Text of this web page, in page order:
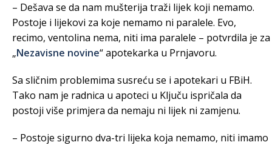
– Dešava se da nam mušterija traži lijek koji nemamo.
Postoje i lijekovi za koje nemamo ni paralele. Evo,
recimo, ventolina nema, niti ima paralele – potvrdila je za
„Nezavisne novine“ apotekarka u Prnjavoru.
Sa sličnim problemima susreću se i apotekari u FBiH.
Tako nam je radnica u apoteci u Ključu ispričala da
postoji više primjera da nemaju ni lijek ni zamjenu.
– Postoje sigurno dva-tri lijeka koja nemamo, niti imamo